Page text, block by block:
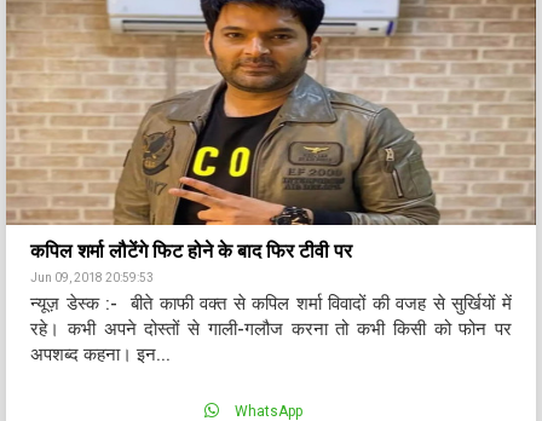
कपिल शर्मा लौटेंगे फिट होने के बाद फिर टीवी पर
Jun 09, 2018 20:59:53
न्यूज़ डेस्क :- बीते काफी वक्त से कपिल शर्मा विवादों की वजह से सुर्खियों में
रहे। कभी अपने दोस्तों से गाली-गलौज करना तो कभी किसी को फोन पर
अपशब्द कहना। इन...
WhatsApp